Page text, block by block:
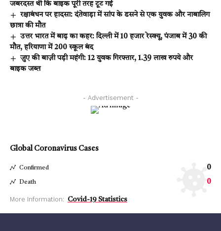
जबरदस्त थी कि बाइक पूरी तरह टूट गई
रक्षाबंधन पर हादसा: दंतेवाड़ा में सांप के डसने से एक युवक और नाबालिग
छात्रा की मौत
उत्तर भारत में बाढ़ का कहर: दिल्ली में 10 हजार रेस्क्यू, पंजाब में 30 की
मौत, हरियाणा में 200 स्कूल बंद
जुए की बाज़ी पड़ी महंगी: 12 युवक गिरफ्तार, 1.39 लाख रुपये और
बाइक जब्त
- Advertisement -
Global Coronavirus Cases
Confirmed 0
Death 0
More Information: Covid-19 Statistics